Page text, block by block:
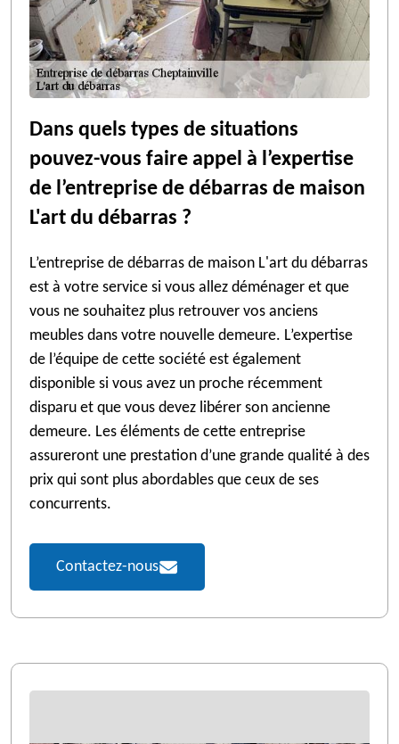
Dans quels types de situations
pouvez-vous faire appel à l’expertise
de l’entreprise de débarras de maison
L'art du débarras ?
L’entreprise de débarras de maison L'art du débarras
est à votre service si vous allez déménager et que
vous ne souhaitez plus retrouver vos anciens
meubles dans votre nouvelle demeure. L’expertise
de l’équipe de cette société est également
disponible si vous avez un proche récemment
disparu et que vous devez libérer son ancienne
demeure. Les éléments de cette entreprise
assureront une prestation d’une grande qualité à des
prix qui sont plus abordables que ceux de ses
concurrents.
Contactez-nous